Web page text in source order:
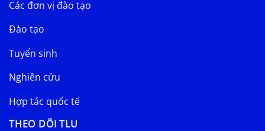
Các đơn vị đào tạo
Đào tạo
Tuyển sinh
Nghiên cứu
Hợp tác quốc tế
THEO DÕI TLU